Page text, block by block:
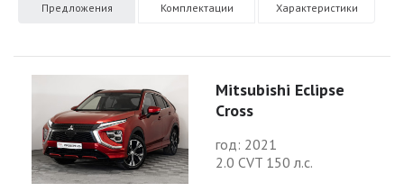
Предложения Комплектации Характеристики
Mitsubishi Eclipse
Cross
год: 2021
2.0 CVT 150 л.с.